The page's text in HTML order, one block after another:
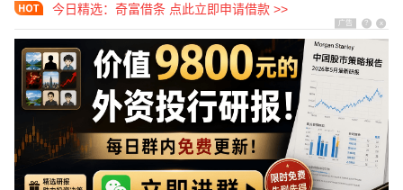
广告 ? x
今日精选：奇富借条 点此立即申请借款 >>